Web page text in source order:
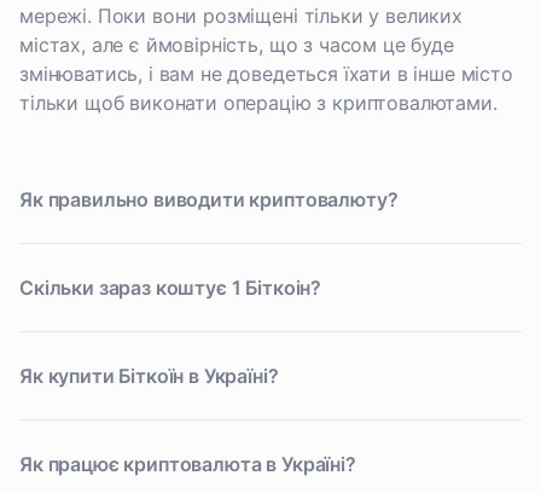
мережі. Поки вони розміщені тільки у великих
містах, але є ймовірність, що з часом це буде
змінюватись, і вам не доведеться їхати в інше місто
тільки щоб виконати операцію з криптовалютами.
Як правильно виводити криптовалюту?
Скільки зараз коштує 1 Біткоін?
Як купити Біткоїн в Україні?
Як працює криптовалюта в Україні?